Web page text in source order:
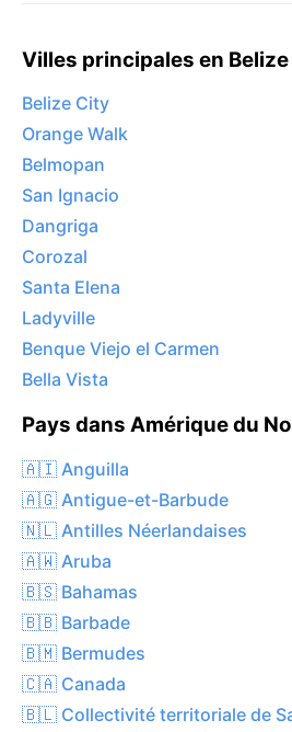
Villes principales en Belize
Belize City
Orange Walk
Belmopan
San Ignacio
Dangriga
Corozal
Santa Elena
Ladyville
Benque Viejo el Carmen
Bella Vista
Pays dans Amérique du
🇦🇮 Anguilla
🇦🇬 Antigue-et-Barbude
🇳🇱 Antilles Néerlandaises
🇦🇼 Aruba
🇧🇸 Bahamas
🇧🇧 Barbade
🇧🇲 Bermudes
🇨🇦 Canada
🇧🇱 Collectivité territoriale de